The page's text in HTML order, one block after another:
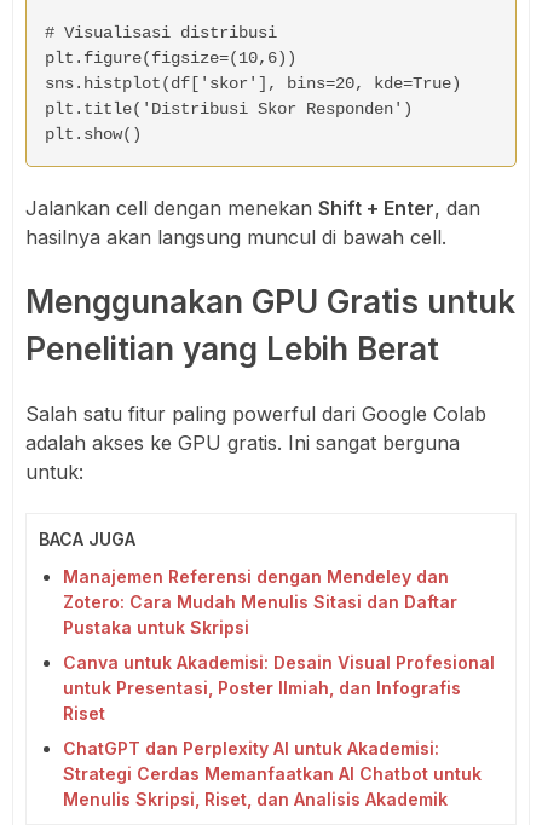
# Visualisasi distribusi
plt.figure(figsize=(10,6))
sns.histplot(df['skor'], bins=20, kde=True)
plt.title('Distribusi Skor Responden')
plt.show()
Jalankan cell dengan menekan Shift + Enter, dan
hasilnya akan langsung muncul di bawah cell.
Menggunakan GPU Gratis untuk
Penelitian yang Lebih Berat
Salah satu fitur paling powerful dari Google Colab
adalah akses ke GPU gratis. Ini sangat berguna
untuk:
BACA JUGA
Manajemen Referensi dengan Mendeley dan
Zotero: Cara Mudah Menulis Sitasi dan Daftar
Pustaka untuk Skripsi
Canva untuk Akademisi: Desain Visual Profesional
untuk Presentasi, Poster Ilmiah, dan Infografis
Riset
ChatGPT dan Perplexity AI untuk Akademisi:
Strategi Cerdas Memanfaatkan AI Chatbot untuk
Menulis Skripsi, Riset, dan Analisis Akademik